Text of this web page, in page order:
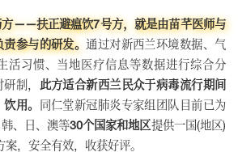
方——扶正避瘟饮7号方，就是由苗芊医师与
责参与的研发。通过对新西兰环境数据、气
活习惯、当地医疗信息等数据进行综合分
制， 此方适合新西兰民众于病毒流行期间
用。
同仁堂新冠肺炎专家组团队目前已为
、日、澳等30个国家和地区提供一国(地区)
，安全有效，收获好评。